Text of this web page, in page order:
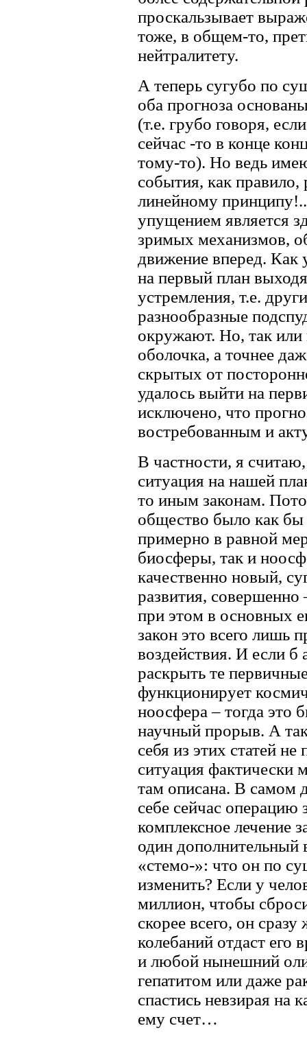
проскальзывает
тоже, в общем-то,
нейтралитету.
А теперь сугубо по
оба прогноза
(т.е. грубо говоря,
сейчас -то в конце
тому-то). Но ведь
события, как правило,
линейному
упущением является
зримых механизмов,
движение вперед.
на первый план
устремления, т.е.
разнообразные
окружают. Но, так или
оболочка, а точнее
скрытых от
удалось выйти на
исключено, что
востребованным и
В частности, я
ситуация на нашей
то иным законам.
общество было как бы
примерно в равной
биосферы, так и
качественно новый,
развития, совершенно
при этом в основных
закон это всего лишь
воздействия. И если б
раскрыть те
функционирует
ноосфера – тогда это
научный прорыв. А
себя из этих статей
ситуация фактически
там описана. В самом
себе сейчас
комплексное лечение
один дополнительный
«стемо-»: что он по
изменить? Если у
миллион, чтобы
скорее всего, он
колебаний отдаст его
и любой нынешний
гепатитом или даже
спастись невзирая на
ему счет…